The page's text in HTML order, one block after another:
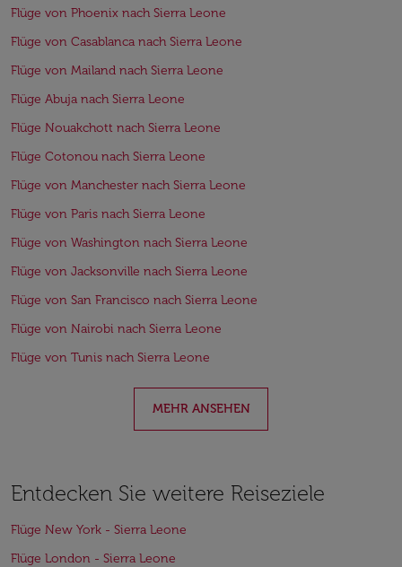
Flüge von Phoenix nach Sierra Leone
Flüge von Casablanca nach Sierra Leone
Flüge von Mailand nach Sierra Leone
Flüge Abuja nach Sierra Leone
Flüge Nouakchott nach Sierra Leone
Flüge Cotonou nach Sierra Leone
Flüge von Manchester nach Sierra Leone
Flüge von Paris nach Sierra Leone
Flüge von Washington nach Sierra Leone
Flüge von Jacksonville nach Sierra Leone
Flüge von San Francisco nach Sierra Leone
Flüge von Nairobi nach Sierra Leone
Flüge von Tunis nach Sierra Leone
MEHR ANSEHEN
Entdecken Sie weitere Reiseziele
Flüge New York - Sierra Leone
Flüge London - Sierra Leone